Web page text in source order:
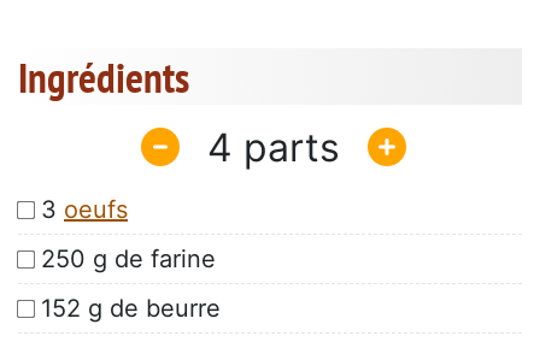
Ingrédients
4
3 oeufs
250 g de farine
152 g de beurre